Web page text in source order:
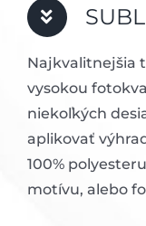
Najkvalitnejšia
vysokou
niekoľkých
aplikovať
100%
motívu, alebo